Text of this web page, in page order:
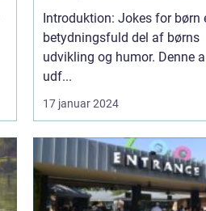
Introduktion: Jokes for børn
betydningsfuld del af børns
udvikling og humor. Denne
udf...
17 januar 2024